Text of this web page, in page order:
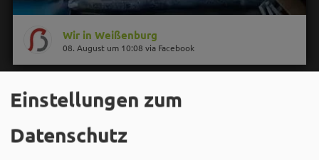
Wir in Weißenburg
08. August um 10:08 via Facebook
Einstellungen zum
Datenschutz